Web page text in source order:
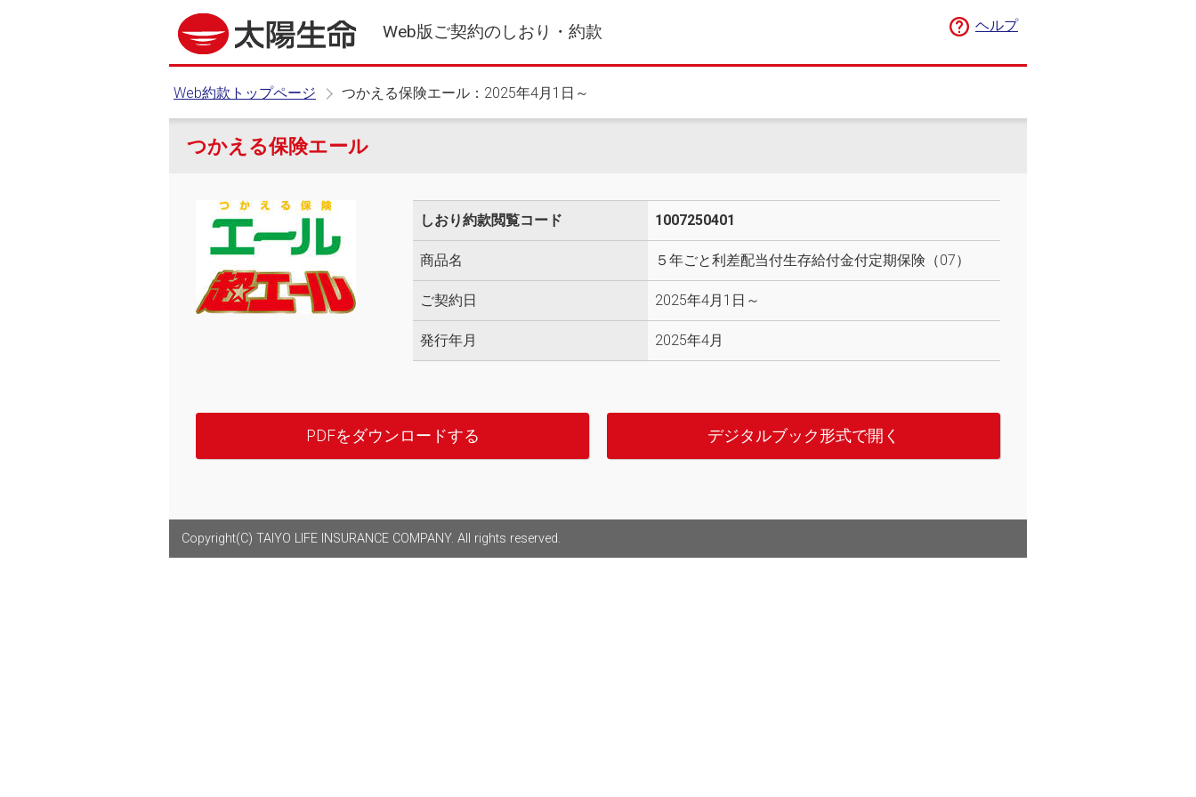
Web版ご契約のしおり・約款 ヘルプ
Web約款トップページ つかえる保険エール：2025年4月1日～
つかえる保険エール
しおり約款閲覧コード 1007250401
商品名 ５年ごと利差配当付生存給付金付定期保険（07）
ご契約日 2025年4月1日～
発行年月 2025年4月
PDFをダウンロードする デジタルブック形式で開く
Copyright(C) TAIYO LIFE INSURANCE COMPANY. All rights reserved.